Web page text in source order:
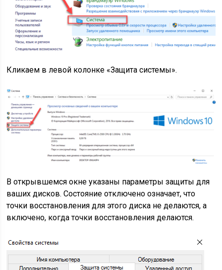
Кликаем в левой колонке «Защита системы».
В открывшемся окне указаны параметры защиты для
ваших дисков. Состояние отключено означает, что
точки восстановления для этого диска не делаются, а
включено, когда точки восстановления делаются.